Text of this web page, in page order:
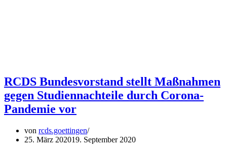
RCDS Bundesvorstand stellt Maßnahmen
gegen Studiennachteile durch Corona-
Pandemie vor
von rcds.goettingen
25. März 202019. September 2020